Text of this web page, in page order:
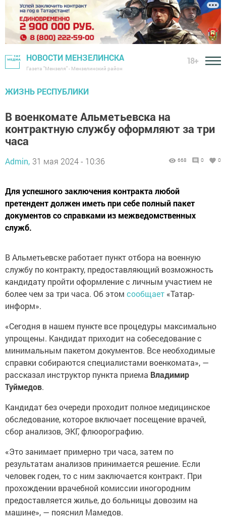
НОВОСТИ МЕНЗЕЛИНСКА
Газета "Мензеля" - Мензелинский район
18+
ЖИЗНЬ РЕСПУБЛИКИ
В военкомате Альметьевска на
контрактную службу оформляют за три
часа
Admin, 31 мая 2024 - 10:36 668 0 0
Для успешного заключения контракта любой
претендент должен иметь при себе полный пакет
документов со справками из межведомственных
служб.
В Альметьевске работает пункт отбора на военную
службу по контракту, предоставляющий возможность
кандидату пройти оформление с личным участием не
более чем за три часа. Об этом сообщает «Татар-
информ».
«Сегодня в нашем пункте все процедуры максимально
упрощены. Кандидат приходит на собеседование с
минимальным пакетом документов. Все необходимые
справки собираются специалистами военкомата», —
рассказал инструктор пункта приема Владимир
Туймедов.
Кандидат без очереди проходит полное медицинское
обследование, которое включает посещение врачей,
сбор анализов, ЭКГ, флюорографию.
«Это занимает примерно три часа, затем по
результатам анализов принимается решение. Если
человек годен, то с ним заключается контракт. При
прохождении врачебной комиссии иногородним
предоставляется жилье, до больницы довозим на
машине», — пояснил Мамедов.